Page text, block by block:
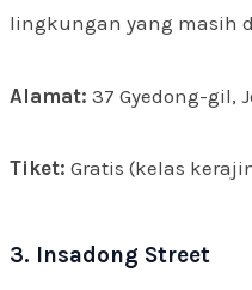
lingkungan yang masih
Alamat: 37 Gyedong-gil,
Tiket: Gratis (kelas
3. Insadong Street